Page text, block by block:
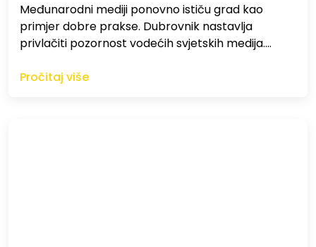
Međunarodni mediji ponovno ističu grad kao
primjer dobre prakse. Dubrovnik nastavlja
privlačiti pozornost vodećih svjetskih medija.…
Pročitaj više